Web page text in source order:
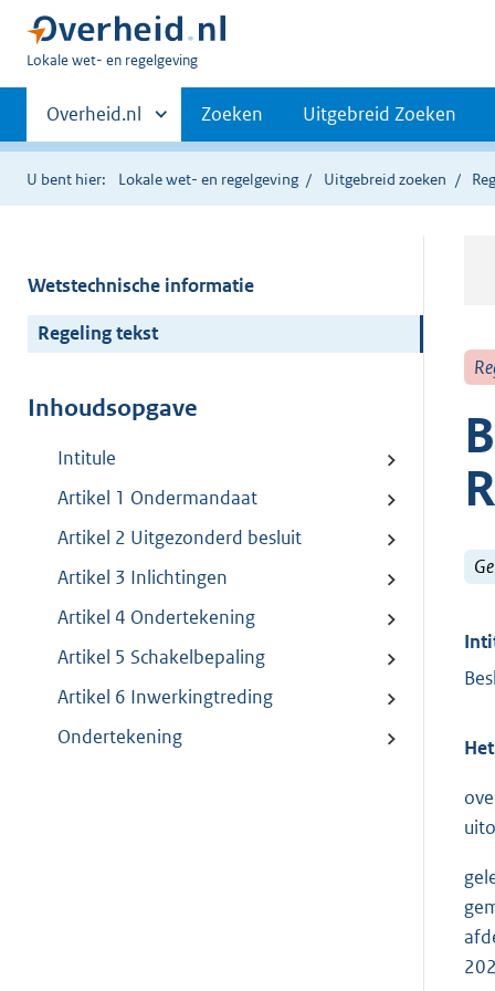
U
hier:
Lokale wet- en regelgeving
Primaire
navigatie
Andere
sites
binnen
Overheid.nl Zoeken Uitgebreid Zoeken
U bent hier: Lokale wet- en regelgeving Uitgebreid zoeken
Wetstechnische informatie
Regeling tekst
Inhoudsopgave
Intitule
Artikel 1 Ondermandaat
Artikel 2 Uitgezonderd besluit
Artikel 3 Inlichtingen
Artikel 4 Ondertekening
Artikel 5 Schakelbepaling
Artikel 6 Inwerkingtreding
Ondertekening